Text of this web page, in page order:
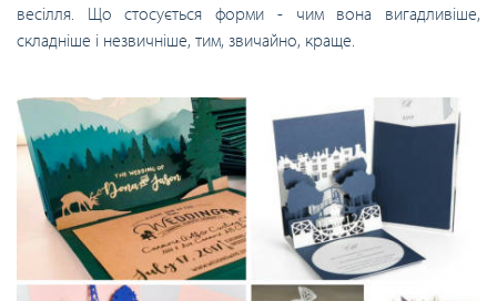
весілля. Що стосується форми - чим вона вигадливіше,
складніше і незвичніше, тим, звичайно, краще.